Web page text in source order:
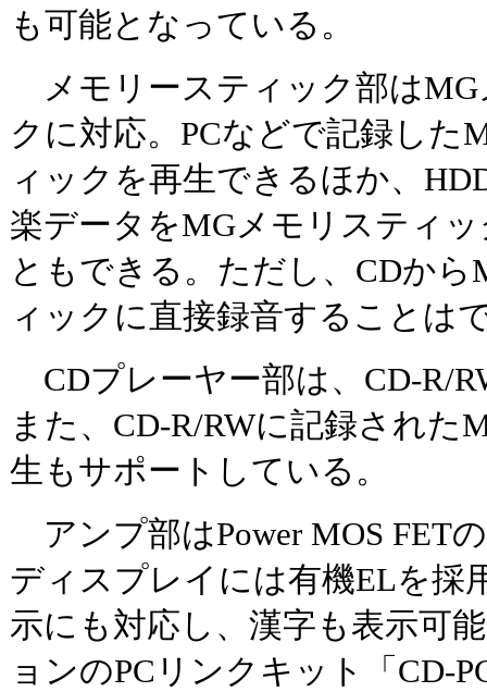
も可能となっている。
メモリースティック部はMG
クに対応。PCなどで記録した
ィックを再生できるほか、
楽データをMGメモリスティ
ともできる。ただし、CDから
ィックに直接録音することは
CDプレーヤー部は、CD-R/
また、CD-R/RWに記録された
生もサポートしている。
アンプ部はPower MOS FET
ディスプレイには有機ELを採
示にも対応し、漢字も表示可
ョンのPCリンクキット「CD-